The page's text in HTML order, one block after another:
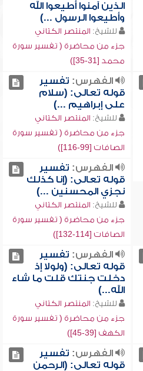
الذين آمنوا أطيعوا الله
وأطيعوا الرسول ...)
للشيخ: المنتصر الكتاني
جزء من محاضرة ( تفسير سورة
محمد [31-35])
الفهرس: تفسير
قوله تعالى: (سلام
على إبراهيم ...)
للشيخ: المنتصر الكتاني
جزء من محاضرة ( تفسير سورة
الصافات [99-116])
الفهرس: تفسير
قوله تعالى: (إنا كذلك
نجزي المحسنين ...)
للشيخ: المنتصر الكتاني
جزء من محاضرة ( تفسير سورة
الصافات [114-132])
الفهرس: تفسير
قوله تعالى: (ولولا إذ
دخلت جنتك قلت ما شاء
الله...)
للشيخ: المنتصر الكتاني
جزء من محاضرة ( تفسير سورة
الكهف [39-45])
الفهرس: تفسير
قوله تعالى: (الرحمن